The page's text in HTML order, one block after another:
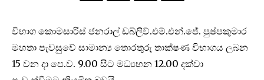
විභාග කොමසාරිස් ජනරාල් ඩබ්ලිව්.එම්.එන්.ජේ. පුෂ්පකුමාර
මහතා පැවසුවේ සාමාන්‍ය තොරතුරු තාක්ෂණ විභාගය ලබන
15 වන දා පෙ.ව. 9.00 සිට මධ්‍යහන 12.00 දක්වා